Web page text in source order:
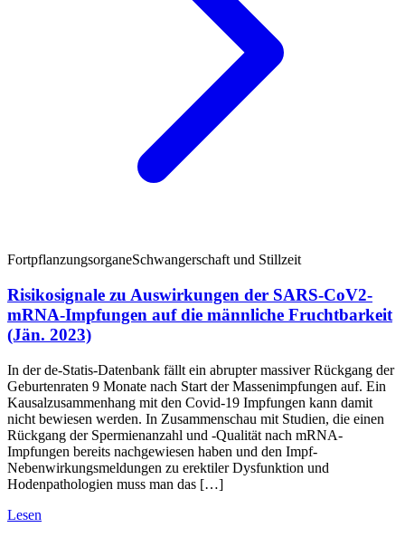
FortpflanzungsorganeSchwangerschaft und Stillzeit
Risikosignale zu Auswirkungen der SARS-CoV2-
mRNA-Impfungen auf die männliche Fruchtbarkeit
(Jän. 2023)
In der de-Statis-Datenbank fällt ein abrupter massiver Rückgang der
Geburtenraten 9 Monate nach Start der Massenimpfungen auf. Ein
Kausalzusammenhang mit den Covid-19 Impfungen kann damit
nicht bewiesen werden. In Zusammenschau mit Studien, die einen
Rückgang der Spermienanzahl und -Qualität nach mRNA-
Impfungen bereits nachgewiesen haben und den Impf-
Nebenwirkungsmeldungen zu erektiler Dysfunktion und
Hodenpathologien muss man das […]
Lesen